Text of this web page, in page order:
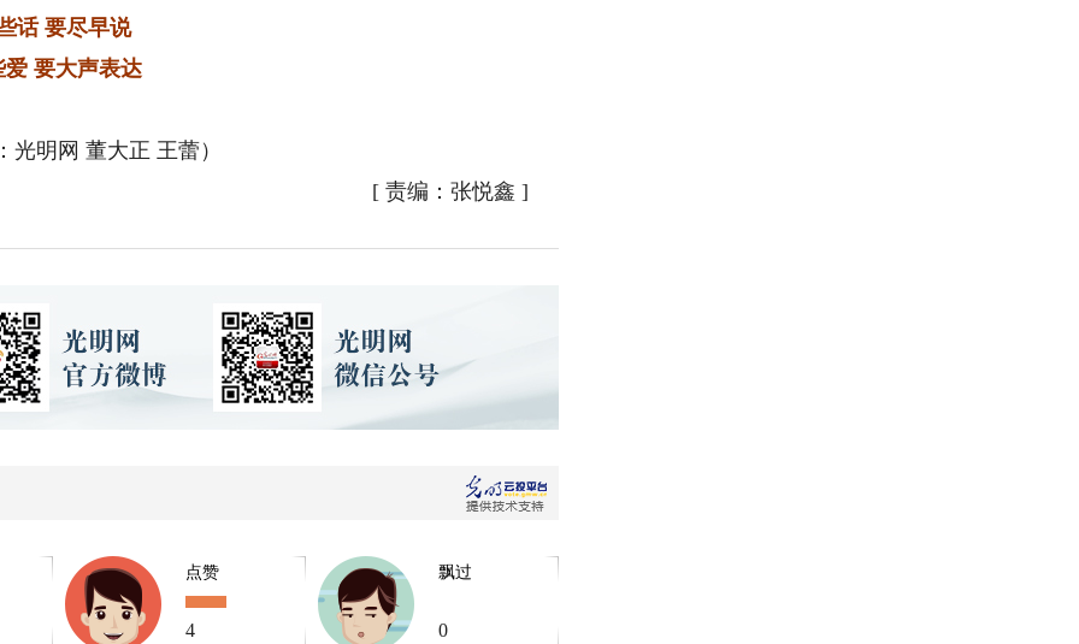
话 要尽早说
爱 要大声表达
光明网 董大正 王蕾）
[ 责编：张悦鑫 ]
点赞
4
飘过
0